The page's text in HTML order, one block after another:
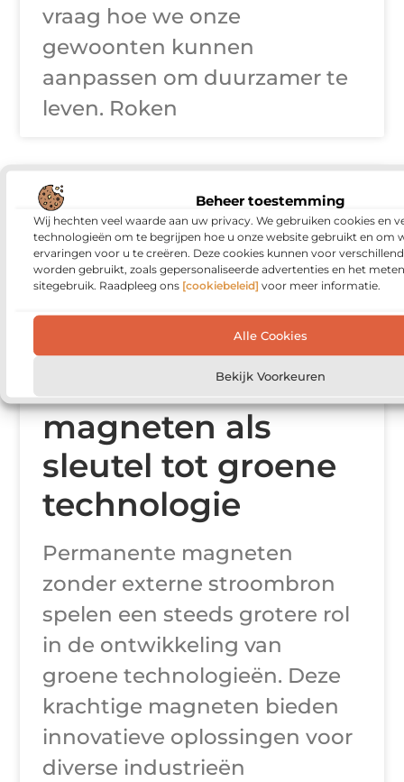
Beheer toestemming
Wij hechten veel waarde aan uw privacy. We gebruiken cookies en
technologieën om te begrijpen hoe u onze website gebruikt en om
ervaringen voor u te creëren. Deze cookies kunnen voor
worden gebruikt, zoals gepersonaliseerde advertenties en het
sitegebruik. Raadpleeg ons [cookiebeleid] voor meer informatie.
Alle Cookies
Bekijk Voorkeuren
vraag hoe we onze
gewoonten kunnen
aanpassen om duurzamer te
leven. Roken
Permanente
magneten als
sleutel tot groene
technologie
Permanente magneten
zonder externe stroombron
spelen een steeds grotere rol
in de ontwikkeling van
groene technologieën. Deze
krachtige magneten bieden
innovatieve oplossingen voor
diverse industrieën